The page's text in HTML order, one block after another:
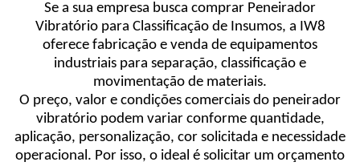
Se a sua empresa busca comprar Peneirador
Vibratório para Classificação de Insumos, a IW8
oferece fabricação e venda de equipamentos
industriais para separação, classificação e
movimentação de materiais.
O preço, valor e condições comerciais do peneirador
vibratório podem variar conforme quantidade,
aplicação, personalização, cor solicitada e necessidade
operacional. Por isso, o ideal é solicitar um orçamento